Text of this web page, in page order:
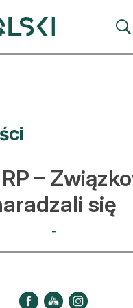
–
się
-